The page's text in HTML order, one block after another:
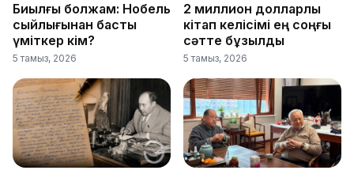
Биылғы болжам: Нобель
сыйлығынан басты
үміткер кім?
5 тамыз, 2026
2 миллион долларлық
кітап келісімі ең соңғы
сәтте бұзылды
5 тамыз, 2026